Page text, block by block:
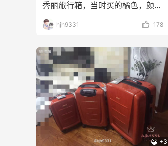
秀丽旅行箱，当时买的橘色，颜色
非常艳，因为托运时一
hjh9331 178
+3